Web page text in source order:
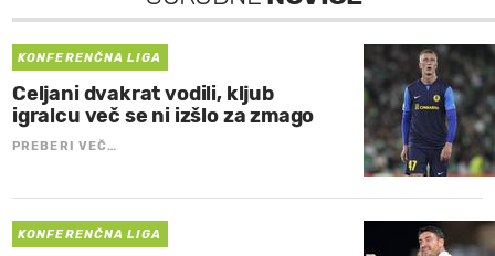
KONFERENČNA LIGA
Celjani dvakrat vodili, kljub
igralcu več se ni izšlo za zmago
PREBERI VEČ…
KONFERENČNA LIGA